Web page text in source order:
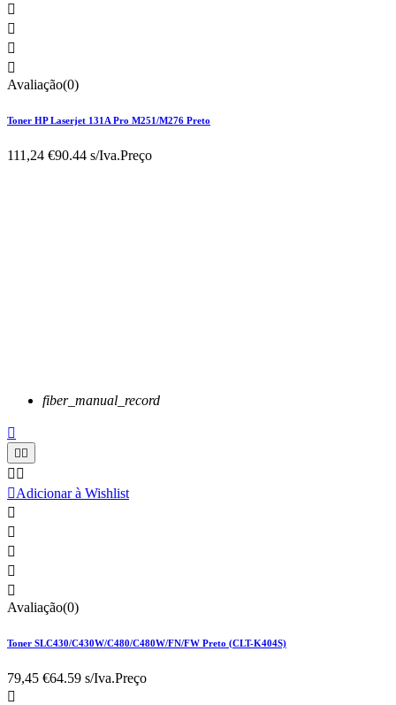




Avaliação(0)
Toner HP Laserjet 131A Pro M251/M276 Preto
111,24 €90.44 s/Iva.Preço
fiber_manual_record

 
 
Adicionar à Wishlist





Avaliação(0)
Toner SLC430/C430W/C480/C480W/FN/FW Preto (CLT-K404S)
79,45 €64.59 s/Iva.Preço
